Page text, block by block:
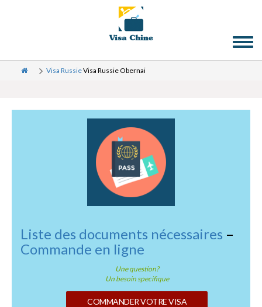
Visa RussieVisa Russie Obernai
Liste des documents nécessaires –
Commande en ligne
Une question?
Un besoin specifique
COMMANDER VOTRE VISA